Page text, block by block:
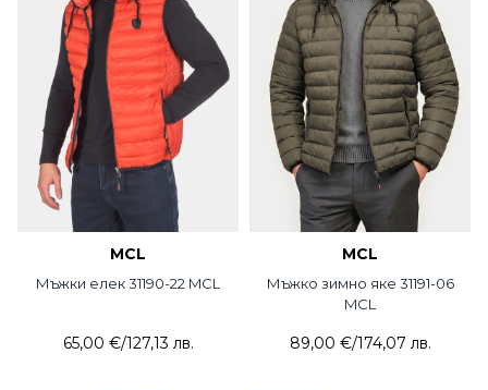
MCL
Мъжки елек 31190-22 MCL
65,00 €/127,13 лв.
MCL
Мъжко зимно яке 31191-06
MCL
89,00 €/174,07 лв.